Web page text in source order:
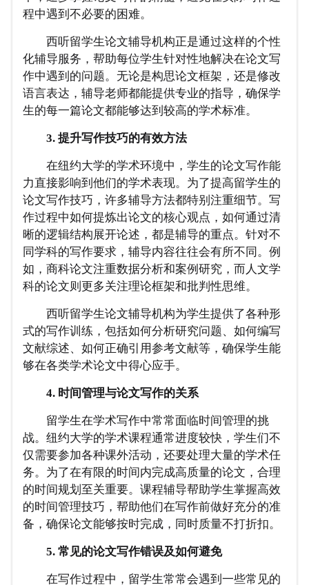
程中遇到不必要的困难。
西听留学生论文辅导机构正是通过这样的个性
化辅导服务，帮助每位学生针对性地解决在论文写
作中遇到的问题。无论是构思论文框架，还是修改
语言表达，辅导老师都能提供专业的指导，确保学
生的每一篇论文都能够达到较高的学术标准。
3. 提升写作技巧的有效方法
在纽约大学的学术环境中，学生的论文写作能
力直接影响到他们的学术表现。为了提高留学生的
论文写作技巧，许多辅导方法都特别注重细节。写
作过程中如何提炼出论文的核心观点，如何通过清
晰的逻辑结构展开论述，都是辅导的重点。针对不
同学科的写作要求，辅导内容往往会有所不同。例
如，商科论文注重数据分析和案例研究，而人文学
科的论文则更多关注理论框架和批判性思维。
西听留学生论文辅导机构为学生提供了各种形
式的写作训练，包括如何分析研究问题、如何编写
文献综述、如何正确引用参考文献等，确保学生能
够在各类学术论文中得心应手。
4. 时间管理与论文写作的关系
留学生在学术写作中常常面临时间管理的挑
战。纽约大学的学术课程通常进度较快，学生们不
仅需要参加各种课外活动，还要处理大量的学术任
务。为了在有限的时间内完成高质量的论文，合理
的时间规划至关重要。课程辅导帮助学生掌握高效
的时间管理技巧，帮助他们在写作前做好充分的准
备，确保论文能够按时完成，同时质量不打折扣。
5. 常见的论文写作错误及如何避免
在写作过程中，留学生常常会遇到一些常见的